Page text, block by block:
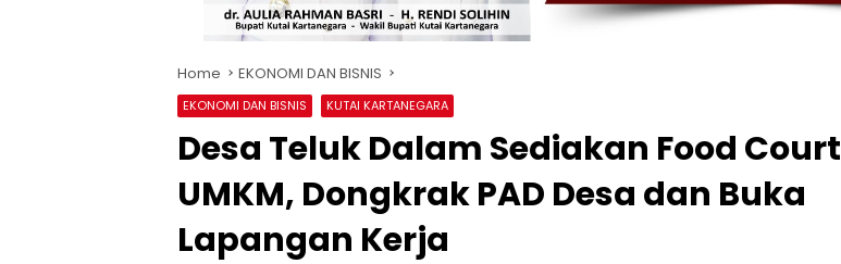
Home EKONOMI DAN BISNIS
EKONOMI DAN BISNIS KUTAI KARTANEGARA
Desa Teluk Dalam Sediakan Food Court
UMKM, Dongkrak PAD Desa dan Buka
Lapangan Kerja